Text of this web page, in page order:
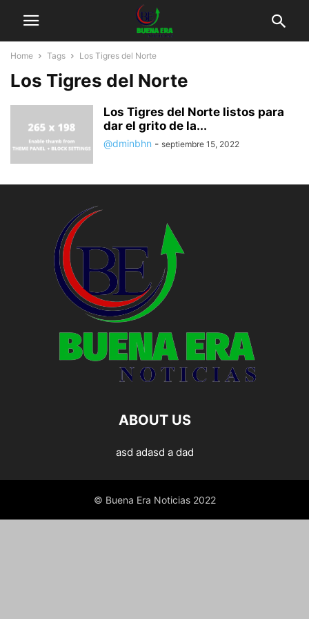
Home Tags Los Tigres del Norte
Los Tigres del Norte
Los Tigres del Norte listos para
dar el grito de la...
@dminbhn - septiembre 15, 2022
ABOUT US
asd adasd a dad
© Buena Era Noticias 2022